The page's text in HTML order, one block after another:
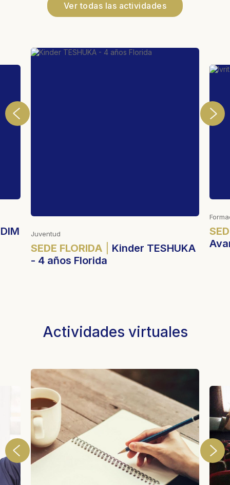
Ver todas las actividades
FLORIDA
años Florida
Formación,
SEDE
Actividades virtuales